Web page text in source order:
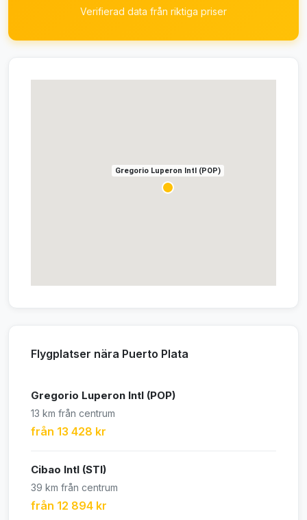
Verifierad data från riktiga priser
Gregorio Luperon Intl (POP)
Flygplatser nära Puerto Plata
Gregorio Luperon Intl (POP)
13 km från centrum
från 13 428 kr
Cibao Intl (STI)
39 km från centrum
från 12 894 kr